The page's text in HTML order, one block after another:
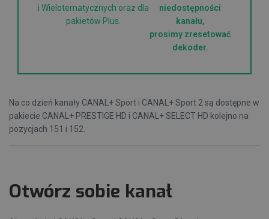
i Wielotematycznych oraz dla
pakietów Plus.
niedostępności
kanału,
prosimy zresetować
dekoder.
Na co dzień kanały CANAL+ Sport i CANAL+ Sport 2 są dostępne w
pakiecie CANAL+ PRESTIGE HD i CANAL+ SELECT HD kolejno na
pozycjach 151 i 152.
Otwórz sobie kanał